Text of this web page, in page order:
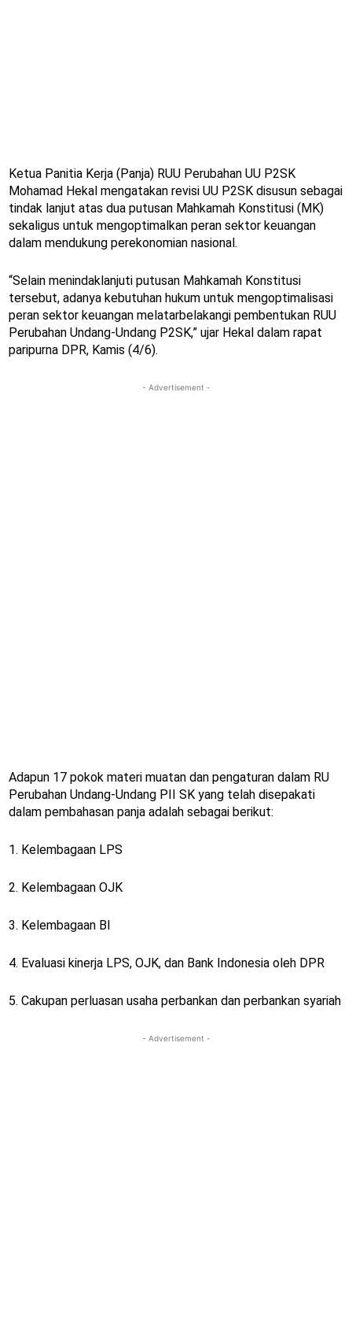
Ketua Panitia Kerja (Panja) RUU Perubahan UU P2SK
Mohamad Hekal mengatakan revisi UU P2SK disusun sebagai
tindak lanjut atas dua putusan Mahkamah Konstitusi (MK)
sekaligus untuk mengoptimalkan peran sektor keuangan
dalam mendukung perekonomian nasional.
“Selain menindaklanjuti putusan Mahkamah Konstitusi
tersebut, adanya kebutuhan hukum untuk mengoptimalisasi
peran sektor keuangan melatarbelakangi pembentukan RUU
Perubahan Undang-Undang P2SK,” ujar Hekal dalam rapat
paripurna DPR, Kamis (4/6).
- Advertisement -
Adapun 17 pokok materi muatan dan pengaturan dalam RU
Perubahan Undang-Undang PII SK yang telah disepakati
dalam pembahasan panja adalah sebagai berikut:
1. Kelembagaan LPS
2. Kelembagaan OJK
3. Kelembagaan BI
4. Evaluasi kinerja LPS, OJK, dan Bank Indonesia oleh DPR
5. Cakupan perluasan usaha perbankan dan perbankan syariah
- Advertisement -